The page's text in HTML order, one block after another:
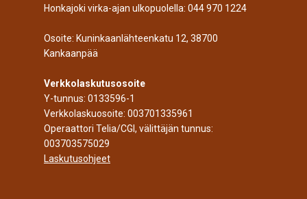
Honkajoki virka-ajan ulkopuolella: 044 970 1224
Osoite: Kuninkaanlähteenkatu 12, 38700
Kankaanpää
Verkkolaskutusosoite
Y-tunnus: 0133596-1
Verkkolaskuosoite: 003701335961
Operaattori Telia/CGI, välittäjän tunnus:
003703575029
Laskutusohjeet